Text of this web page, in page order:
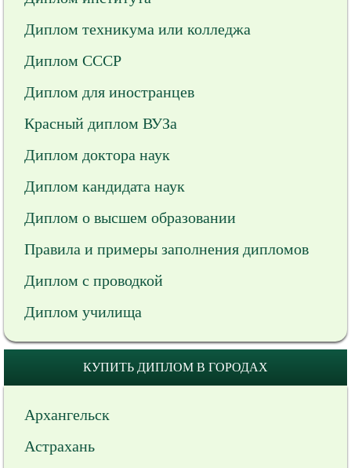
Диплом техникума или колледжа
Диплом СССР
Диплом для иностранцев
Красный диплом ВУЗа
Диплом доктора наук
Диплом кандидата наук
Диплом о высшем образовании
Правила и примеры заполнения дипломов
Диплом с проводкой
Диплом училища
КУПИТЬ ДИПЛОМ В ГОРОДАХ
Архангельск
Астрахань